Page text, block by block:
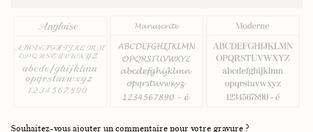
Souhaitez-vous ajouter un commentaire pour votre gravure ?